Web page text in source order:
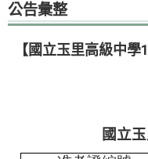
公告彙整
【國立玉里高級中
國立